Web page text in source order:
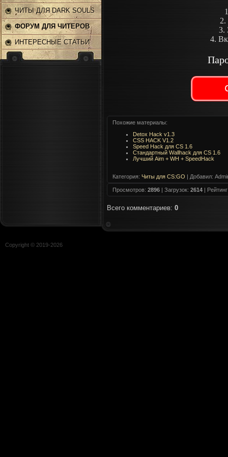
ЧИТЫ ДЛЯ DARK SOULS
2
ФОРУМ ДЛЯ ЧИТЕРОВ
ИНТЕРЕСНЫЕ СТАТЬИ
2.
3.
4.
Похожие материалы:
Detox Hack v1.3
CSS HACK V1.2
Speed Hack для CS 1.6
Стандартный Wallhack для CS 1.6
Лучший Aim + WH + SpeedHack
Категория: Читы для CS:GO | Добавил:
Просмотров: 2896 | Загрузок: 2614 | Рейтинг
Всего комментариев: 0
Copyright © 2019-2026